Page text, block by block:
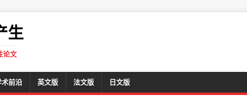
生
论文
前沿 英文版 法文版 日文版